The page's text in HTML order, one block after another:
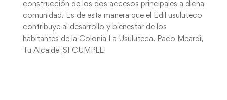
construcción de los dos accesos principales a dicha
comunidad. Es de esta manera que el Edil usuluteco
contribuye al desarrollo y bienestar de los
habitantes de la Colonia La Usuluteca. Paco Meardi,
Tu Alcalde ¡SI CUMPLE!